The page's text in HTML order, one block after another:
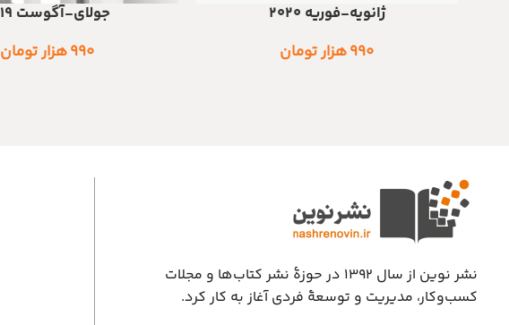
ژانویه-فوریه 2020
۹۹۰هزار تومان
افزودن به سبد خریدجولای-آگوست 2019
۹۹۰هزار تومان
نشر نوین از سال ۱۳۹۲ در حوزهٔ نشر کتاب‌ها و مجلات
کسب‌وکار، مدیریت و توسعهٔ فردی آغاز به کار کرد.